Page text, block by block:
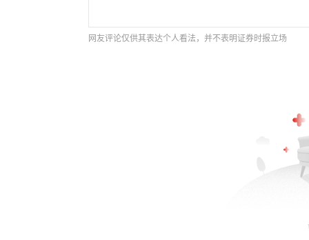
网友评论仅供其表达个人看法，并不表明证券时报立场